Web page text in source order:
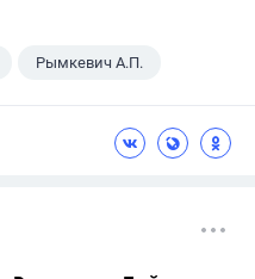
Рымкевич А.П.